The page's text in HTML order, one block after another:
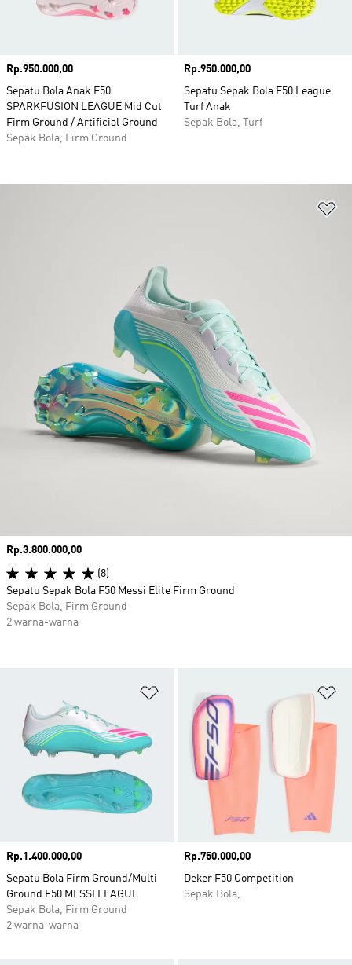
Harga
Rp.950.000,00
Sepatu Bola Anak F50
SPARKFUSION LEAGUE Mid Cut
Firm Ground / Artificial Ground
Sepak Bola, Firm Ground
Harga
Rp.950.000,00
Sepatu Sepak Bola F50 League
Turf Anak
Sepak Bola, Turf
Harga
Rp.1.400.000,00
Sepatu Bola Firm Ground/Multi
Ground F50 MESSI LEAGUE
Sepak Bola, Firm Ground
2 warna-warna
Harga
Rp.750.000,00
Deker F50 Competition
Sepak Bola,
Harga
Rp.3.800.000,00
(8)
Sepatu Sepak Bola F50 Messi Elite Firm Ground
Sepak Bola, Firm Ground
2 warna-warna